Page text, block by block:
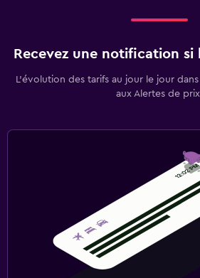
Recevez une notification si
L’évolution des tarifs au jour le jour
aux Alertes de